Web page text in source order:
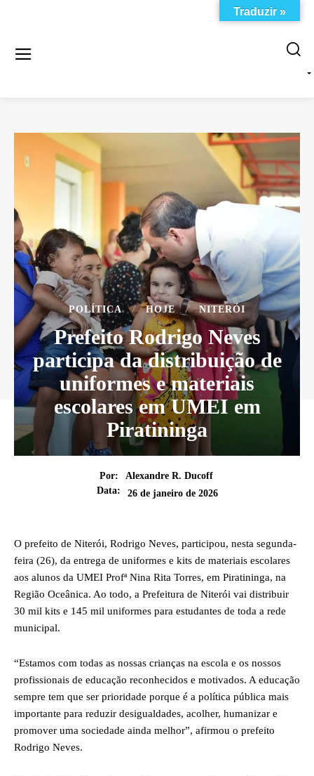
POLÍTICA HOJE NITERÓI
Prefeito Rodrigo Neves
participa da distribuição de
uniformes e materiais
escolares em UMEI em
Piratininga
Por:
Alexandre R. Ducoff
Data:
26 de janeiro de 2026
O prefeito de Niterói, Rodrigo Neves, participou, nesta segunda-
feira (26), da entrega de uniformes e kits de materiais escolares
aos alunos da UMEI Profª Nina Rita Torres, em Piratininga, na
Região Oceânica. Ao todo, a Prefeitura de Niterói vai distribuir
30 mil kits e 145 mil uniformes para estudantes de toda a rede
municipal.
“Estamos com todas as nossas crianças na escola e os nossos
profissionais de educação reconhecidos e motivados. A educação
sempre tem que ser prioridade porque é a política pública mais
importante para reduzir desigualdades, acolher, humanizar e
promover uma sociedade ainda melhor”, afirmou o prefeito
Rodrigo Neves.
Traduzir »